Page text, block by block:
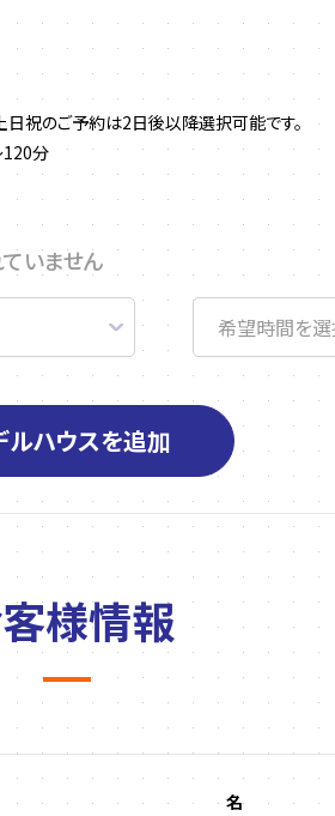
祝のご予約は2日後以降選択可能です。
120分
いません
ルハウスを追加
様情報
名